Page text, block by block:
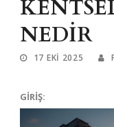
NEDİR
17 EKI 2025
GİRİŞ: